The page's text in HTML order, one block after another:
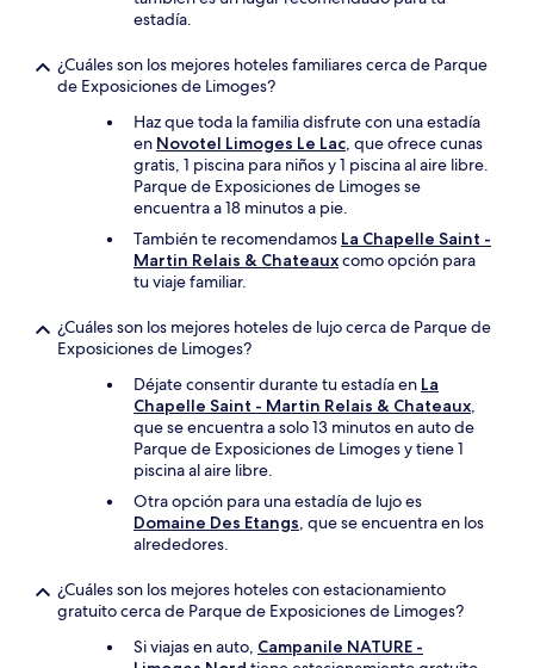
estadía.
¿Cuáles son los mejores hoteles familiares cerca de Parque
de Exposiciones de Limoges?
Haz que toda la familia disfrute con una estadía
en Novotel Limoges Le Lac, que ofrece cunas
gratis, 1 piscina para niños y 1 piscina al aire libre.
Parque de Exposiciones de Limoges se
encuentra a 18 minutos a pie.
También te recomendamos La Chapelle Saint -
Martin Relais & Chateauxcomo opción para
tu viaje familiar.
¿Cuáles son los mejores hoteles de lujo cerca de Parque de
Exposiciones de Limoges?
Déjate consentir durante tu estadía en La
Chapelle Saint - Martin Relais & Chateaux,
que se encuentra a solo 13 minutos en auto de
Parque de Exposiciones de Limoges y tiene 1
piscina al aire libre.
Otra opción para una estadía de lujo es
Domaine Des Etangs, que se encuentra en los
alrededores.
¿Cuáles son los mejores hoteles con estacionamiento
gratuito cerca de Parque de Exposiciones de Limoges?
Si viajas en auto, Campanile NATURE -